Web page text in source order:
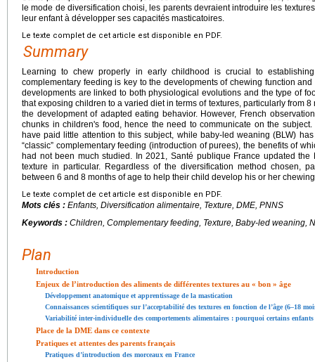
le mode de diversification choisi, les parents devraient introduire les
leur enfant à développer ses capacités masticatoires.
Le texte complet de cet article est disponible en PDF.
Summary
Learning to chew properly in early childhood is crucial to
complementary feeding is key to the developments of chewing function
developments are linked to both physiological evolutions and the type of
that exposing children to a varied diet in terms of textures, particularly from
the development of adapted eating behavior. However, French
chunks in children's food, hence the need to communicate on the
have paid little attention to this subject, while baby-led weaning (BLW)
“classic” complementary feeding (introduction of purees), the benefits of
had not been much studied. In 2021, Santé publique France updated the
texture in particular. Regardless of the diversification method chosen,
between 6 and 8 months of age to help their child develop his or her
Le texte complet de cet article est disponible en PDF.
Mots clés : Enfants, Diversification alimentaire, Texture, DME, PNNS
Keywords : Children, Complementary feeding, Texture, Baby-led weaning,
Plan
Introduction
Enjeux de l’introduction des aliments de différentes textures au « bon » âge
Développement anatomique et apprentissage de la mastication
Connaissances scientifiques sur l’acceptabilité des textures en fonction de l’âge (6–18
Variabilité inter-individuelle des comportements alimentaires : pourquoi certains enfants
Place de la DME dans ce contexte
Pratiques et attentes des parents français
Pratiques d’introduction des morceaux en France